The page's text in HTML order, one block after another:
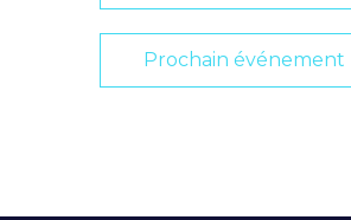
Prochain événement